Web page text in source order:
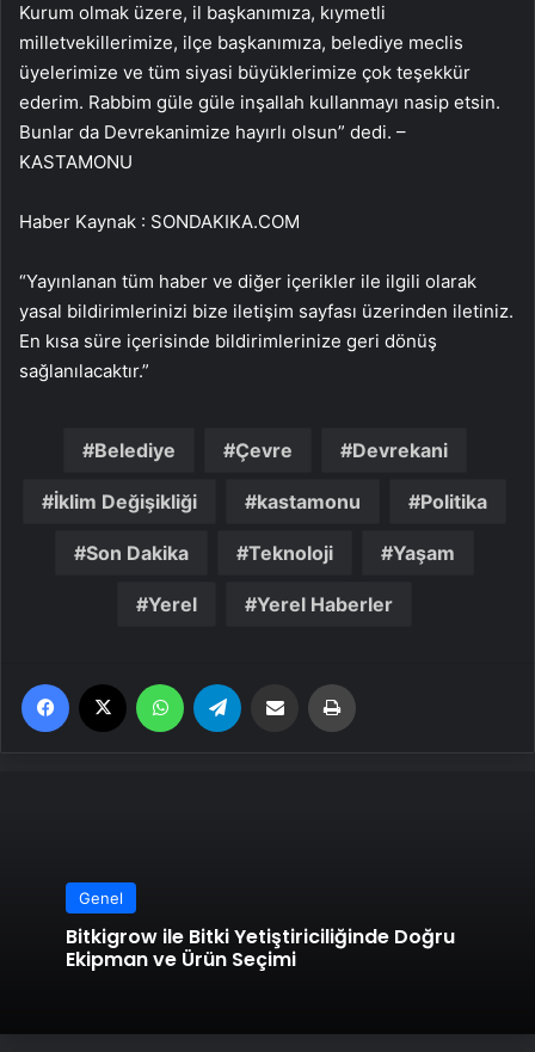
Kurum olmak üzere, il başkanımıza, kıymetli
milletvekillerimize, ilçe başkanımıza, belediye meclis
üyelerimize ve tüm siyasi büyüklerimize çok teşekkür
ederim. Rabbim güle güle inşallah kullanmayı nasip etsin.
Bunlar da Devrekanimize hayırlı olsun” dedi. –
KASTAMONU
Haber Kaynak : SONDAKIKA.COM
“Yayınlanan tüm haber ve diğer içerikler ile ilgili olarak
yasal bildirimlerinizi bize iletişim sayfası üzerinden iletiniz.
En kısa süre içerisinde bildirimlerinize geri dönüş
sağlanılacaktır.”
Belediye Çevre Devrekani
İklim Değişikliği kastamonu Politika
Son Dakika Teknoloji Yaşam
Yerel Yerel Haberler
Facebook WhatsApp Email'den paylaş
Genel
Bitkigrow ile Bitki Yetiştiriciliğinde Doğru
Ekipman ve Ürün Seçimi